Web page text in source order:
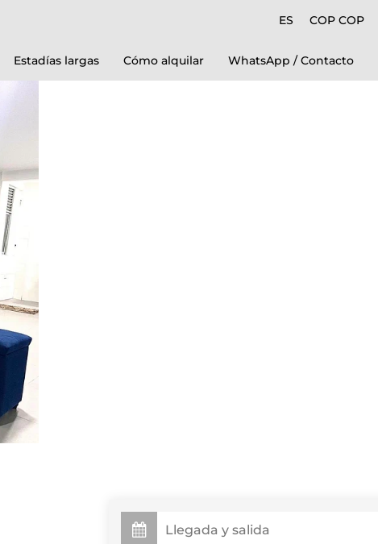
ES COP COP
Estadías largas Cómo alquilar WhatsApp / Contacto